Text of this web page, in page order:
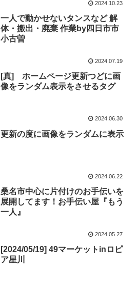
2024.10.23
一人で動かせないタンスなど 解
体・搬出・廃棄 作業by四日市市
小古曽
2024.07.19
[真] ホームページ更新つどに画
像をランダム表示をさせるタグ
2024.06.30
更新の度に画像をランダムに表示
2024.06.22
桑名市中心に片付けのお手伝いを
展開してます！お手伝い屋『もう
一人』
2024.05.27
[2024/05/19] 49マーケットinロピ
ア星川